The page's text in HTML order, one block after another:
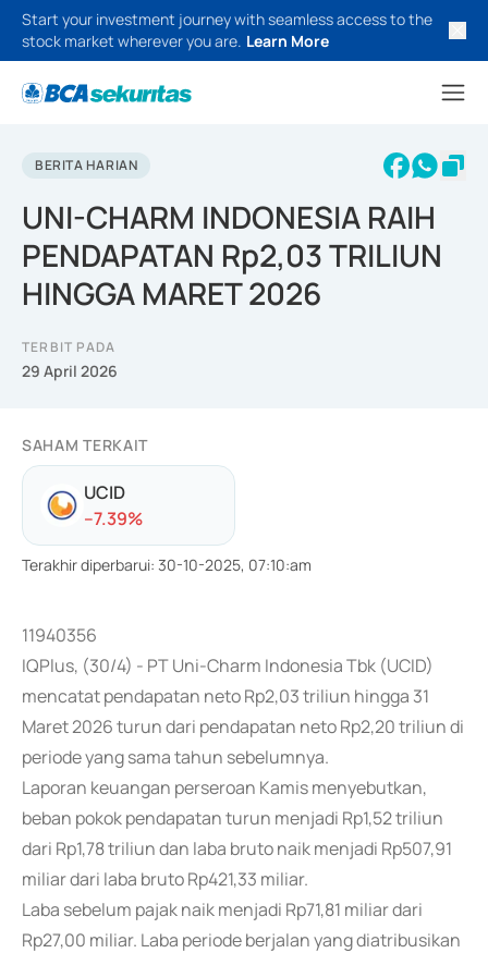
Start your investment journey with seamless access to the
stock market wherever you are. Learn More
BERITA HARIAN
UNI-CHARM INDONESIA RAIH
PENDAPATAN Rp2,03 TRILIUN
HINGGA MARET 2026
TERBIT PADA
29 April 2026
SAHAM TERKAIT
UCID
--7.39%
Terakhir diperbarui: 30-10-2025, 07:10:am
11940356
IQPlus, (30/4) - PT Uni-Charm Indonesia Tbk (UCID)
mencatat pendapatan neto Rp2,03 triliun hingga 31
Maret 2026 turun dari pendapatan neto Rp2,20 triliun di
periode yang sama tahun sebelumnya.
Laporan keuangan perseroan Kamis menyebutkan,
beban pokok pendapatan turun menjadi Rp1,52 triliun
dari Rp1,78 triliun dan laba bruto naik menjadi Rp507,91
miliar dari laba bruto Rp421,33 miliar.
Laba sebelum pajak naik menjadi Rp71,81 miliar dari
Rp27,00 miliar. Laba periode berjalan yang diatribusikan